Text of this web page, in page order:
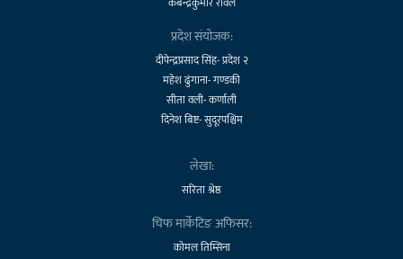
प्रदेश संयोजक:
दीपेन्द्रप्रसाद सिंह- प्रदेश २
महेश ढुंगाना- गण्डकी
सीता वली- कर्णाली
दिनेश बिष्ट- सुदूरपश्चिम
लेखा:
सरिता श्रेष्ठ
चिफ मार्केटिङ अफिसर:
कोमल तिम्सिना